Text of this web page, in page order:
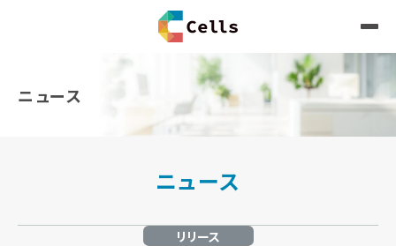
ニュース
ニュース
リリース